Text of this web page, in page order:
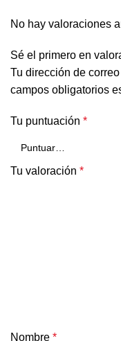
No hay valoraciones
Sé el primero en
Tu dirección de
campos obligatorios
Tu puntuación *
Tu valoración *
Nombre *